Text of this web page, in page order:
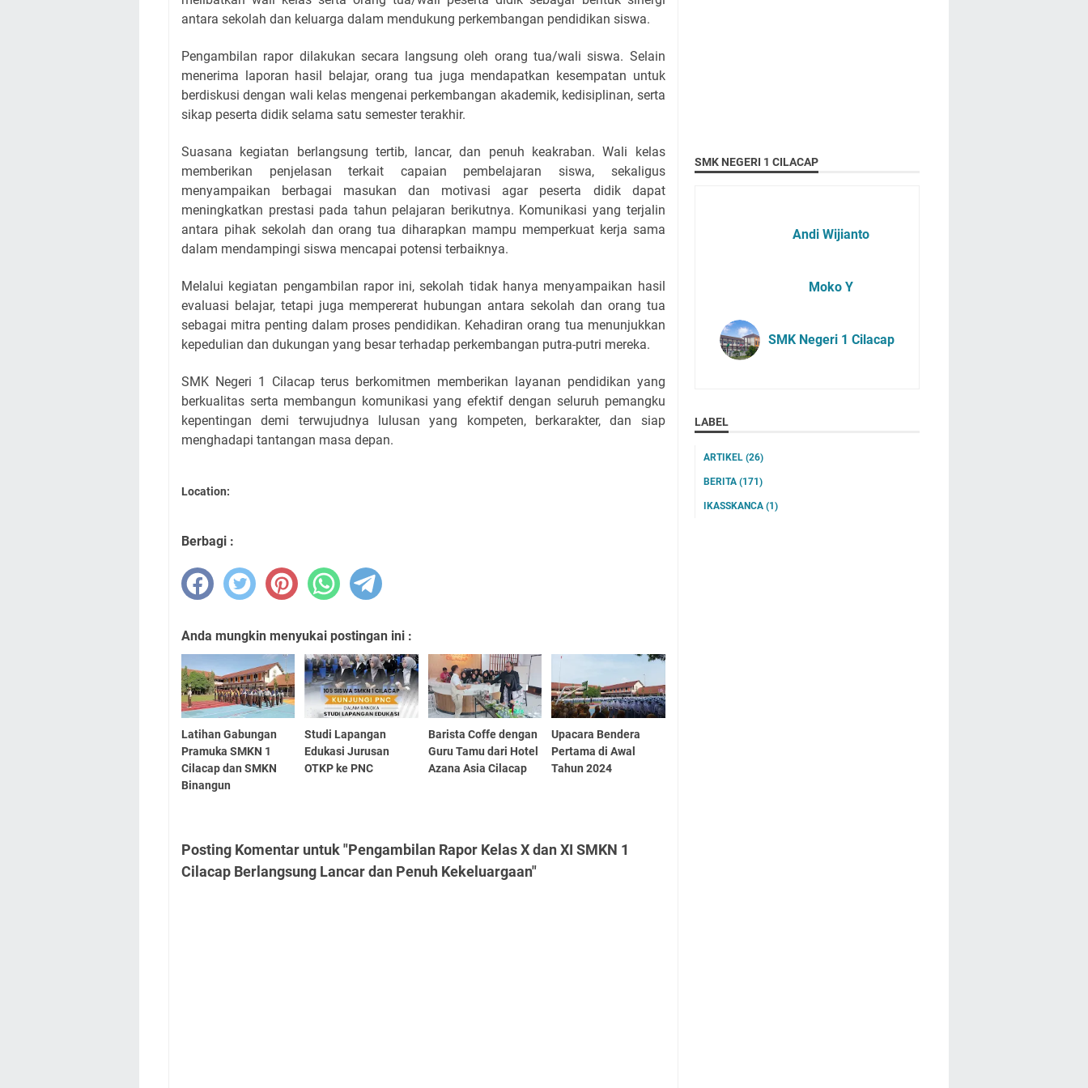
antara sekolah dan keluarga dalam mendukung perkembangan pendidikan siswa.
Pengambilan rapor dilakukan secara langsung oleh orang tua/wali siswa. Selain
menerima laporan hasil belajar, orang tua juga mendapatkan kesempatan untuk
berdiskusi dengan wali kelas mengenai perkembangan akademik, kedisiplinan, serta
sikap peserta didik selama satu semester terakhir.
Suasana kegiatan berlangsung tertib, lancar, dan penuh keakraban. Wali kelas
memberikan penjelasan terkait capaian pembelajaran siswa, sekaligus
menyampaikan berbagai masukan dan motivasi agar peserta didik dapat
meningkatkan prestasi pada tahun pelajaran berikutnya. Komunikasi yang terjalin
antara pihak sekolah dan orang tua diharapkan mampu memperkuat kerja sama
dalam mendampingi siswa mencapai potensi terbaiknya.
Melalui kegiatan pengambilan rapor ini, sekolah tidak hanya menyampaikan hasil
evaluasi belajar, tetapi juga mempererat hubungan antara sekolah dan orang tua
sebagai mitra penting dalam proses pendidikan. Kehadiran orang tua menunjukkan
kepedulian dan dukungan yang besar terhadap perkembangan putra-putri mereka.
SMK Negeri 1 Cilacap terus berkomitmen memberikan layanan pendidikan yang
berkualitas serta membangun komunikasi yang efektif dengan seluruh pemangku
kepentingan demi terwujudnya lulusan yang kompeten, berkarakter, dan siap
menghadapi tantangan masa depan.
Location:
Berbagi :
Anda mungkin menyukai postingan ini :
Latihan Gabungan
Pramuka SMKN 1
Cilacap dan SMKN
Binangun
Studi Lapangan
Edukasi Jurusan
OTKP ke PNC
Barista Coffe dengan
Guru Tamu dari Hotel
Azana Asia Cilacap
Upacara Bendera
Pertama di Awal
Tahun 2024
Posting Komentar untuk "Pengambilan Rapor Kelas X dan XI SMKN 1
Cilacap Berlangsung Lancar dan Penuh Kekeluargaan"
SMK NEGERI 1 CILACAP
Andi Wijianto
Moko Y
SMK Negeri 1 Cilacap
LABEL
ARTIKEL (26)
BERITA (171)
IKASSKANCA (1)